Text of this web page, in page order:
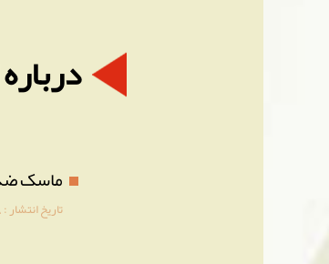
ماسک
تاریخ انتشار :